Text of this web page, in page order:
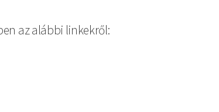
az alábbi linkekről: